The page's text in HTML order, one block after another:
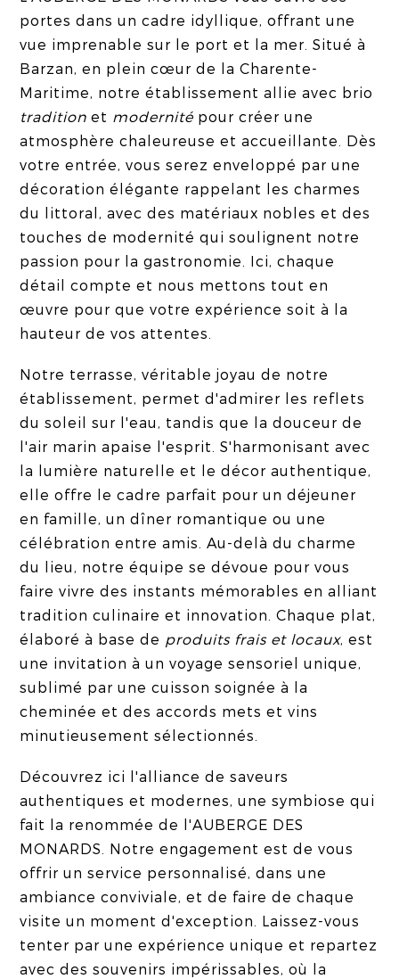
portes dans un cadre idyllique, offrant une
vue imprenable sur le port et la mer. Situé à
Barzan, en plein cœur de la Charente-
Maritime, notre établissement allie avec brio
tradition et modernité pour créer une
atmosphère chaleureuse et accueillante. Dès
votre entrée, vous serez enveloppé par une
décoration élégante rappelant les charmes
du littoral, avec des matériaux nobles et des
touches de modernité qui soulignent notre
passion pour la gastronomie. Ici, chaque
détail compte et nous mettons tout en
œuvre pour que votre expérience soit à la
hauteur de vos attentes.
Notre terrasse, véritable joyau de notre
établissement, permet d'admirer les reflets
du soleil sur l'eau, tandis que la douceur de
l'air marin apaise l'esprit. S'harmonisant avec
la lumière naturelle et le décor authentique,
elle offre le cadre parfait pour un déjeuner
en famille, un dîner romantique ou une
célébration entre amis. Au-delà du charme
du lieu, notre équipe se dévoue pour vous
faire vivre des instants mémorables en alliant
tradition culinaire et innovation. Chaque plat,
élaboré à base de produits frais et locaux, est
une invitation à un voyage sensoriel unique,
sublimé par une cuisson soignée à la
cheminée et des accords mets et vins
minutieusement sélectionnés.
Découvrez ici l'alliance de saveurs
authentiques et modernes, une symbiose qui
fait la renommée de l'AUBERGE DES
MONARDS. Notre engagement est de vous
offrir un service personnalisé, dans une
ambiance conviviale, et de faire de chaque
visite un moment d'exception. Laissez-vous
tenter par une expérience unique et repartez
avec des souvenirs impérissables, où la